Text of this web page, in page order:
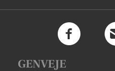
GENVEJE